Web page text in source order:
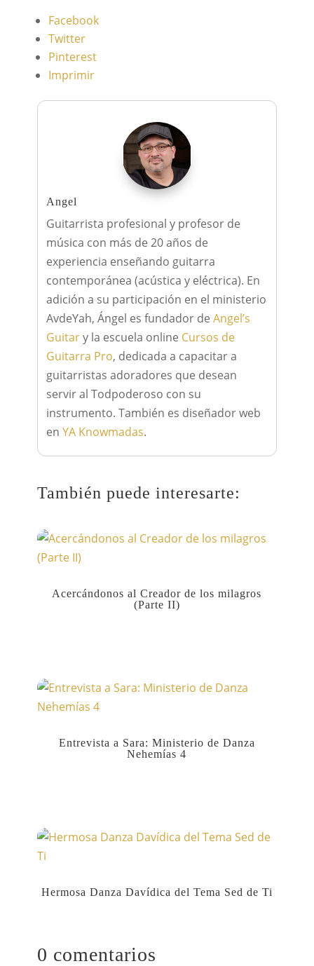
Facebook
Twitter
Pinterest
Imprimir
Angel
Guitarrista profesional y profesor de
música con más de 20 años de
experiencia enseñando guitarra
contemporánea (acústica y eléctrica). En
adición a su participación en el ministerio
AvdeYah, Ángel es fundador de Angel’s
Guitary la escuela online Cursos de
Guitarra Pro, dedicada a capacitar a
guitarristas adoradores que desean
servir al Todpoderoso con su
instrumento. También es diseñador web
en YA Knowmadas.
También puede interesarte:
Acercándonos al Creador de los milagros
(Parte II)
Entrevista a Sara: Ministerio de Danza
Nehemías 4
Hermosa Danza Davídica del Tema Sed de Ti
0 comentarios